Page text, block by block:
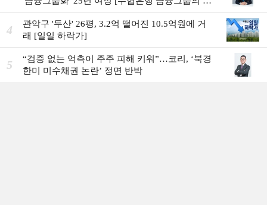
①]
4
관악구 '두산' 26평, 3.2억 떨어진 10.5억원에 거
래 [일일 하락가]
5
“검증 없는 억측이 주주 피해 키워”…코리, ‘북경
한미 미수채권 논란’ 정면 반박